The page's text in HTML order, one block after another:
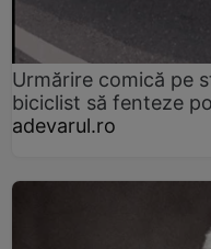
Urmărire comică pe
biciclist să fenteze
adevarul.ro